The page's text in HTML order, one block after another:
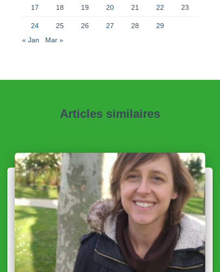
17 18 19 20 21 22 23
24 25 26 27 28
29
« Jan
Mar »
Articles similaires